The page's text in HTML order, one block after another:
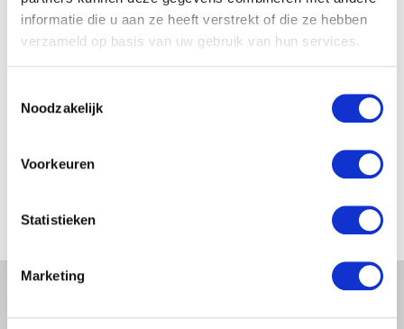
informatie die u aan ze heeft verstrekt of die ze hebben
verzameld op basis van uw gebruik van hun services.
Noodzakelijk
Voorkeuren
Statistieken
Marketing
JOSJE HUISMAN SHOWT
BABYBUIK OP IBIZA
PRACHTIGE FOTO MET BABY